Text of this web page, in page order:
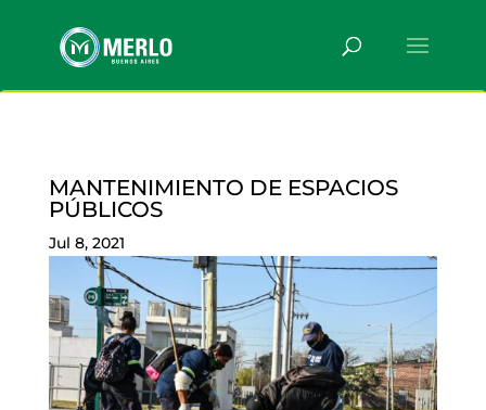
MANTENIMIENTO DE ESPACIOS
PÚBLICOS
Jul 8, 2021